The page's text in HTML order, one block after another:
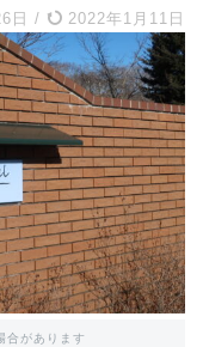
日 / 2022年1月11日
合があります